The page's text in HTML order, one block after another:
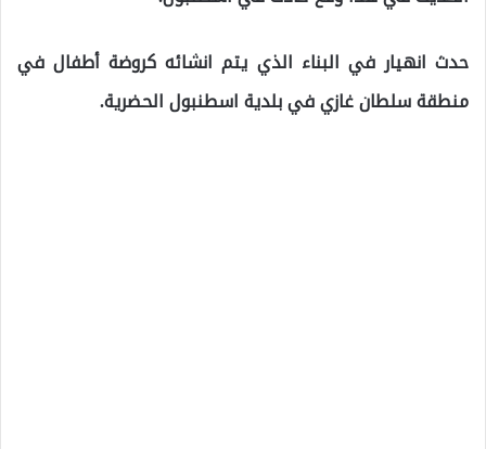
حدث انهيار في البناء الذي يتم انشائه كروضة أطفال في
منطقة سلطان غازي في بلدية اسطنبول الحضرية.